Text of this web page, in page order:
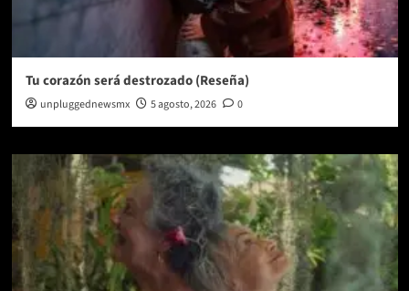
Tu corazón será destrozado (Reseña)
unpluggednewsmx 5 agosto, 2026 0